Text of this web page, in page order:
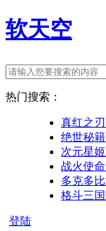
软天空
热门搜索：
真红之刃
绝世秘籍
次元星
战火使
多克多
格斗三国
登陆